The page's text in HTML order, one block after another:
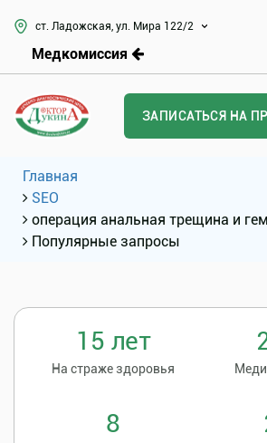
ст. Ладожская, ул. Мира 122/2
Медкомиссия
ЗАПИСАТЬСЯ НА
Главная
SEO
операция анальная трещина и
Популярные запросы
15 лет
На страже здоровья
8